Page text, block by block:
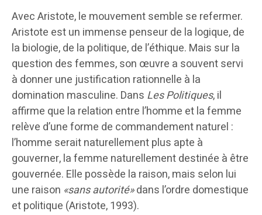
Avec Aristote, le mouvement semble se refermer.
Aristote est un immense penseur de la logique, de
la biologie, de la politique, de l’éthique. Mais sur la
question des femmes, son œuvre a souvent servi
à donner une justification rationnelle à la
domination masculine. Dans Les Politiques, il
affirme que la relation entre l’homme et la femme
relève d’une forme de commandement naturel :
l’homme serait naturellement plus apte à
gouverner, la femme naturellement destinée à être
gouvernée. Elle possède la raison, mais selon lui
une raison «sans autorité»dans l’ordre domestique
et politique (Aristote, 1993).